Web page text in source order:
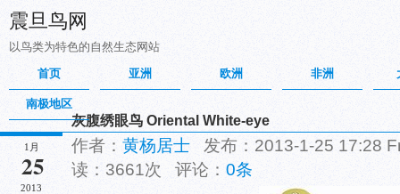
震旦鸟网
以鸟类为特色的自然生态网站
首页
亚洲 欧洲 非洲
南极地区
1月
25
2013
灰腹绣眼鸟 Oriental White-eye
作者： 黄杨居士 发布：2013-1-25 17:28
读：3661次 评论： 0条